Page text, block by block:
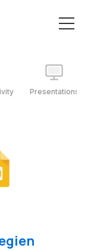
Presentations